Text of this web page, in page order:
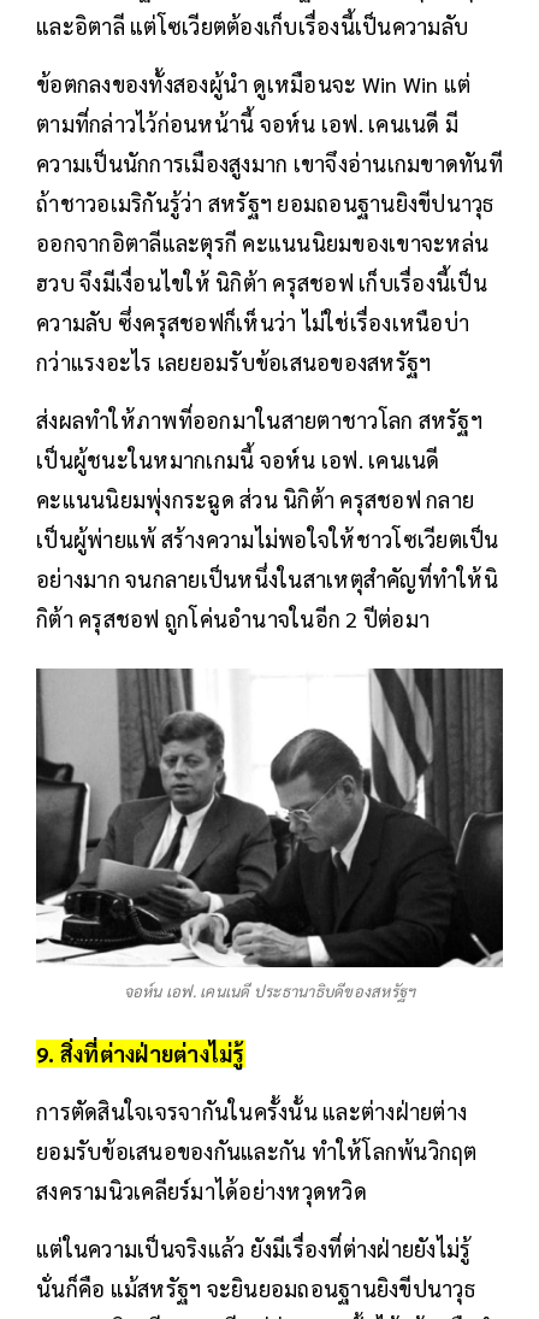
และอิตาลี แต่โซเวียตต้องเก็บเรื่องนี้เป็นความลับ
ข้อตกลงของทั้งสองผู้นำ ดูเหมือนจะ Win Win แต่
ตามที่กล่าวไว้ก่อนหน้านี้ จอห์น เอฟ. เคนเนดี มี
ความเป็นนักการเมืองสูงมาก เขาจึงอ่านเกมขาดทันที
ถ้าชาวอเมริกันรู้ว่า สหรัฐฯ ยอมถอนฐานยิงขีปนาวุธ
ออกจากอิตาลีและตุรกี คะแนนนิยมของเขาจะหล่น
ฮวบ จึงมีเงื่อนไขให้ นิกิต้า ครุสชอฟ เก็บเรื่องนี้เป็น
ความลับ ซึ่งครุสชอฟก็เห็นว่า ไม่ใช่เรื่องเหนือบ่า
กว่าแรงอะไร เลยยอมรับข้อเสนอของสหรัฐฯ
ส่งผลทำให้ภาพที่ออกมาในสายตาชาวโลก สหรัฐฯ
เป็นผู้ชนะในหมากเกมนี้ จอห์น เอฟ. เคนเนดี
คะแนนนิยมพุ่งกระฉูด ส่วน นิกิต้า ครุสชอฟ กลาย
เป็นผู้พ่ายแพ้ สร้างความไม่พอใจให้ชาวโซเวียตเป็น
อย่างมาก จนกลายเป็นหนึ่งในสาเหตุสำคัญที่ทำให้นิ
กิต้า ครุสชอฟ ถูกโค่นอำนาจในอีก 2 ปีต่อมา
จอห์น เอฟ. เคนเนดี ประธานาธิบดีของสหรัฐฯ
9. สิ่งที่ต่างฝ่ายต่างไม่รู้
การตัดสินใจเจรจากันในครั้งนั้น และต่างฝ่ายต่าง
ยอมรับข้อเสนอของกันและกัน ทำให้โลกพ้นวิกฤต
สงครามนิวเคลียร์มาได้อย่างหวุดหวิด
แต่ในความเป็นจริงแล้ว ยังมีเรื่องที่ต่างฝ่ายยังไม่รู้
นั่นก็คือ แม้สหรัฐฯ จะยินยอมถอนฐานยิงขีปนาวุธ